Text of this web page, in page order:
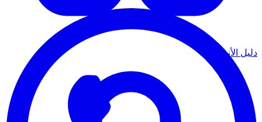
دليل الأنشطة